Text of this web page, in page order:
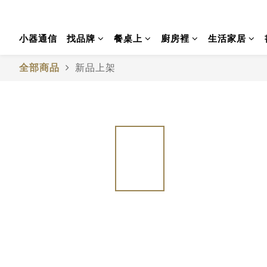
小器通信 找品牌 餐桌上 廚房裡 生活家居
全部商品 新品上架